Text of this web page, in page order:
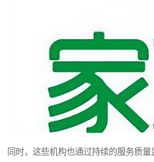
同时，这些机构也通过持续的服务质